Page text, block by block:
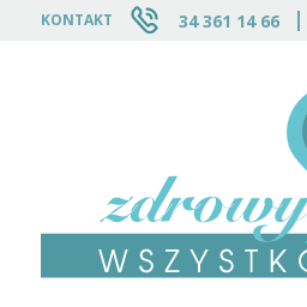
KONTAKT 34 361 14 66